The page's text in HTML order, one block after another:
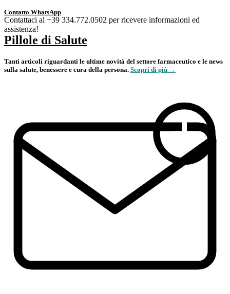
Contatto WhatsApp
Contattaci al +39 334.772.0502 per ricevere informazioni ed
assistenza!
Pillole di Salute
Tanti articoli riguardanti le ultime novità del settore farmaceutico e le news
sulla salute, benessere e cura della persona. Scopri di più →